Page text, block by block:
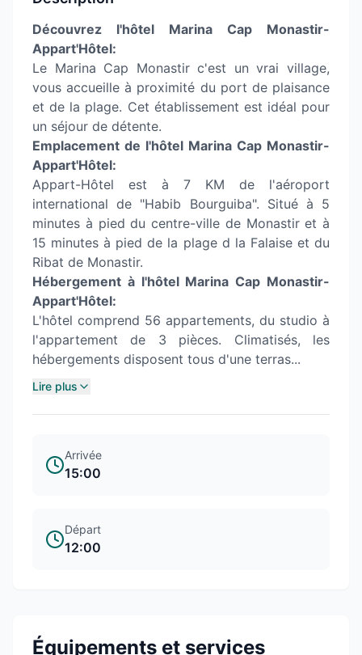
Découvrez l'hôtel Marina Cap Monastir-
Appart'Hôtel:
Le Marina Cap Monastir c'est un vrai village,
vous accueille à proximité du port de plaisance
et de la plage. Cet établissement est idéal pour
un séjour de détente.
Emplacement de l'hôtel Marina Cap Monastir-
Appart'Hôtel:
Appart-Hôtel est à 7 KM de l'aéroport
international de "Habib Bourguiba". Situé à 5
minutes à pied du centre-ville de Monastir et à
15 minutes à pied de la plage d la Falaise et du
Ribat de Monastir.
Hébergement à l'hôtel Marina Cap Monastir-
Appart'Hôtel:
L'hôtel comprend 56 appartements, du studio à
l'appartement de 3 pièces. Climatisés, les
hébergements disposent tous d'une terras...
Lire plus
Arrivée
15:00
Départ
12:00
Équipements et services